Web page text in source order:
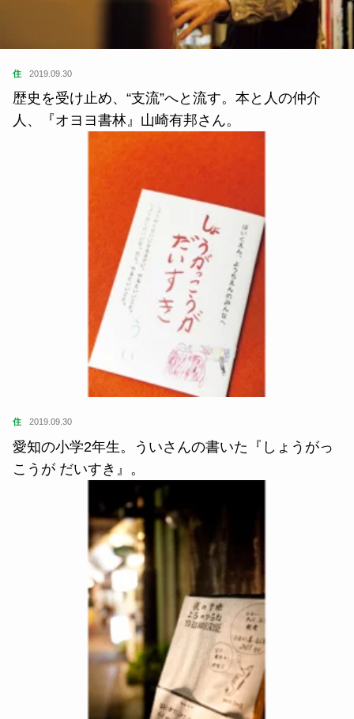
住 2019.09.30
歴史を受け止め、“支流”へと流す。本と人の仲介
人、『オヨヨ書林』山崎有邦さん。
住 2019.09.30
愛知の小学2年生。ういさんの書いた『しょうがっ
こうが だいすき』。